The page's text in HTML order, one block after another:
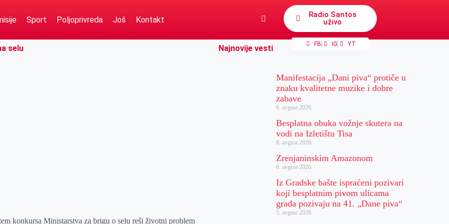
Sport Poljoprivreda Još Kontakt
Radio Santos
uživo
FB IG YT
selu
konkursa Ministarstva za brigu o selu reši životni problem
Najnovije vesti
Manifestacija „Dani piva“ protiče u
znaku kvalitetne muzike i dobre
zabave
6. avgust 2026.
Besplatna obuka vožnje skutera na
vodi na Izletištu Tisa
6. avgust 2026.
Zrenjaninskim Amazonom
6. avgust 2026.
Iz Gradske bašte ispraćeni pozivari
koji besplatnim pivom ulicama
grada pozivaju na 41. „Dane piva“
5. avgust 2026.